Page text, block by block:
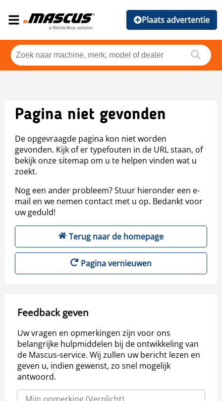
Plaats advertentie
Pagina niet gevonden
De opgevraagde pagina kon niet worden
gevonden. Kijk of er typefouten in de URL staan, of
bekijk onze sitemap om u te helpen vinden wat u
zoekt.
Nog een ander probleem? Stuur hieronder een e-
mail en we nemen contact met u op. Bedankt voor
uw geduld!
Terug naar de homepage
Pagina vernieuwen
Feedback geven
Uw vragen en opmerkingen zijn voor ons
belangrijke hulpmiddelen bij de ontwikkeling van
de Mascus-service. Wij zullen uw bericht lezen en
geven u, indien gewenst, zo snel mogelijk
antwoord.